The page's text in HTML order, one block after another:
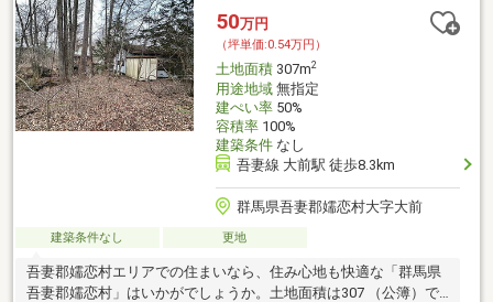
50万円
（坪単価:0.54万円）
土地面積307m2
用途地域無指定
建ぺい率50%
容積率100%
建築条件なし
吾妻線 大前駅 徒歩8.3km
群馬県吾妻郡嬬恋村大字大前
建築条件なし 更地
吾妻郡嬬恋村エリアでの住まいなら、住み心地も快適な「群馬県
吾妻郡嬬恋村」はいかがでしょうか。土地面積は307 （公簿）で